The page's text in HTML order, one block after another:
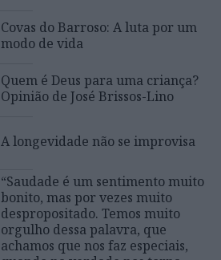
Covas do Barroso: A luta por um
modo de vida
Quem é Deus para uma criança?
Opinião de José Brissos-Lino
A longevidade não se improvisa
“Saudade é um sentimento muito
bonito, mas por vezes muito
despropositado. Temos muito
orgulho dessa palavra, que
achamos que nos faz especiais,